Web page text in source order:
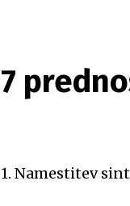
7
1. Namestitev